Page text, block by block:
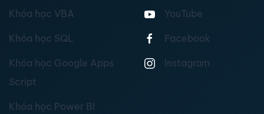
Khóa học VBA
Khóa học SQL
Khóa học Google Apps
Script
Khóa học Power BI
YouTube
Facebook
Instagram